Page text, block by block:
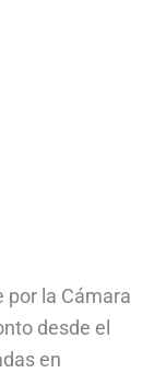
por la Cámara
desde el
en